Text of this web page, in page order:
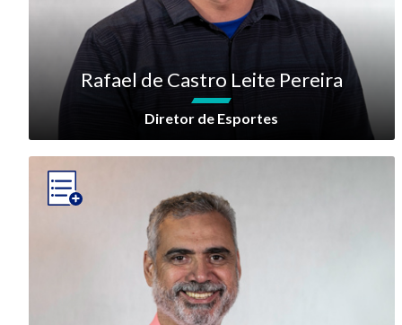
Rafael de Castro Leite Pereira
Diretor de Esportes